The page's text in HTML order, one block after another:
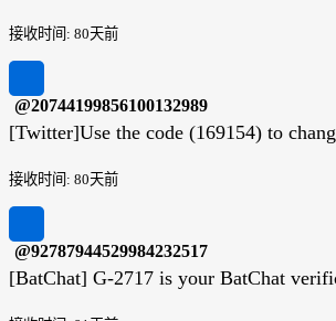
接收时间: 80天前
@20744199856100132989
[Twitter]Use the code (169154) to
接收时间: 80天前
@92787944529984232517
[BatChat] G-2717 is your BatChat